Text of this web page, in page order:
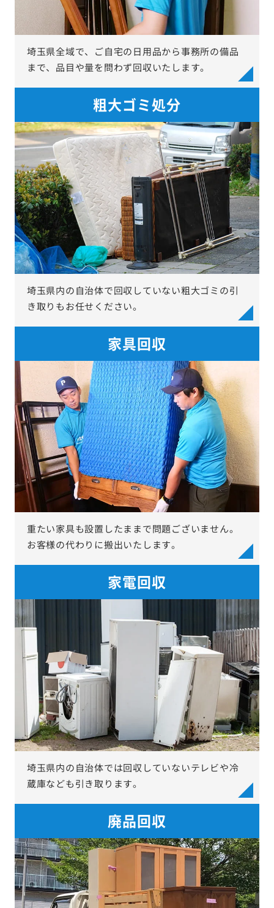
埼玉県全域で、ご自宅の日用品から事務所の備品
まで、品目や量を問わず回収いたします。
粗大ゴミ処分
埼玉県内の自治体で回収していない粗大ゴミの引
き取りもお任せください。
家具回収
重たい家具も設置したままで問題ございません。
お客様の代わりに搬出いたします。
家電回収
埼玉県内の自治体では回収していないテレビや冷
蔵庫なども引き取ります。
廃品回収